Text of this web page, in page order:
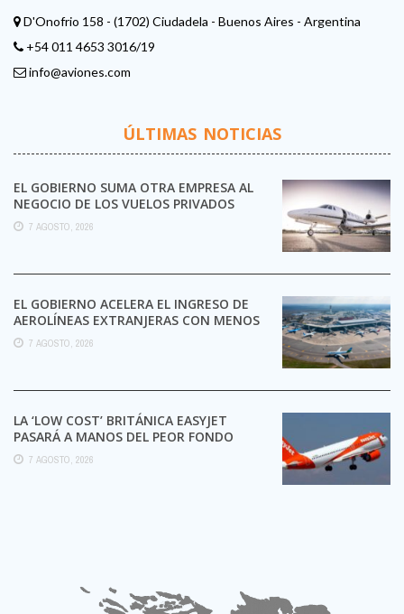
D'Onofrio 158 - (1702) Ciudadela - Buenos Aires - Argentina
+54 011 4653 3016/19
info@aviones.com
ÚLTIMAS NOTICIAS
EL GOBIERNO SUMA OTRA EMPRESA AL
NEGOCIO DE LOS VUELOS PRIVADOS
7 AGOSTO, 2026
EL GOBIERNO ACELERA EL INGRESO DE
AEROLÍNEAS EXTRANJERAS CON MENOS
TRÁMITES
7 AGOSTO, 2026
LA ‘LOW COST’ BRITÁNICA EASYJET
PASARÁ A MANOS DEL PEOR FONDO
POSIBLE:
7 AGOSTO, 2026